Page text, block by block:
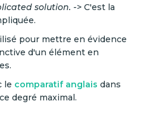
solution. -> C'est la
pour mettre en évidence
d'un élément en
le comparatif anglais dans
degré maximal.